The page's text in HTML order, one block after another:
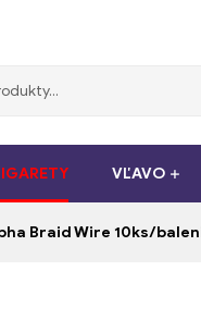
VĽAVO
Braid Wire 10ks/